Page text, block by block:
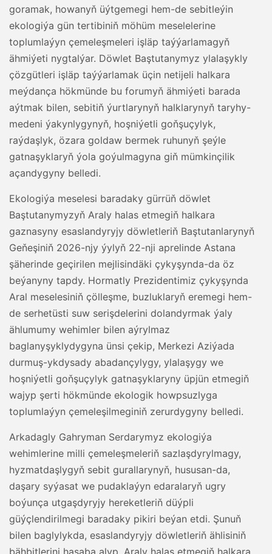
goramak, howanyň üýtgemegi hem-de sebitleýin
ekologiýa gün tertibiniň möhüm meselelerine
toplumlaýyn çemeleşmeleri işläp taýýarlamagyň
ähmiýeti nygtalýar. Döwlet Baştutanymyz ylalaşykly
çözgütleri işläp taýýarlamak üçin netijeli halkara
meýdança hökmünde bu forumyň ähmiýeti barada
aýtmak bilen, sebitiň ýurtlarynyň halklarynyň taryhy-
medeni ýakynlygynyň, hoşniýetli goňşuçylyk,
raýdaşlyk, özara goldaw bermek ruhunyň şeýle
gatnaşyklaryň ýola goýulmagyna giň mümkinçilik
açandygyny belledi.
Ekologiýa meselesi baradaky gürrüň döwlet
Baştutanymyzyň Araly halas etmegiň halkara
gaznasyny esaslandyryjy döwletleriň Baştutanlarynyň
Geňeşiniň 2026-njy ýylyň 22-nji aprelinde Astana
şäherinde geçirilen mejlisindäki çykyşynda-da öz
beýanyny tapdy. Hormatly Prezidentimiz çykyşynda
Aral meselesiniň çölleşme, buzluklaryň eremegi hem-
de serhetüsti suw serişdelerini dolandyrmak ýaly
ählumumy wehimler bilen aýrylmaz
baglanyşyklydygyna ünsi çekip, Merkezi Aziýada
durmuş-ykdysady abadançylygy, ylalaşygy we
hoşniýetli goňşuçylyk gatnaşyklaryny üpjün etmegiň
wajyp şerti hökmünde ekologik howpsuzlyga
toplumlaýyn çemeleşilmeginiň zerurdygyny belledi.
Arkadagly Gahryman Serdarymyz ekologiýa
wehimlerine milli çemeleşmeleriň sazlaşdyrylmagy,
hyzmatdaşlygyň sebit gurallarynyň, hususan-da,
daşary syýasat we pudaklaýyn edaralaryň ugry
boýunça utgaşdyryjy hereketleriň düýpli
güýçlendirilmegi baradaky pikiri beýan etdi. Şunuň
bilen baglylykda, esaslandyryjy döwletleriň ählisiniň